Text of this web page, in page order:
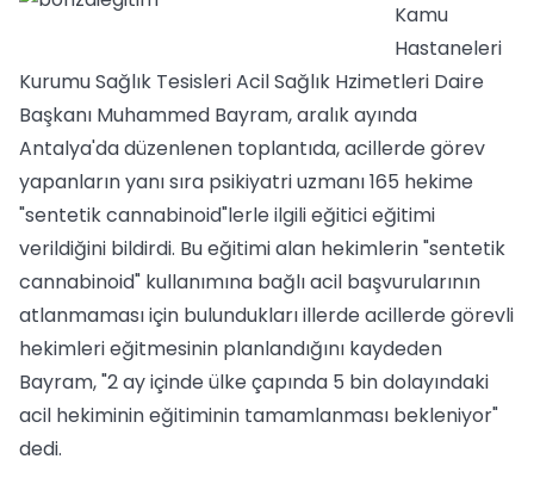
Kamu
Hastaneleri
Kurumu Sağlık Tesisleri Acil Sağlık Hzimetleri Daire
Başkanı Muhammed Bayram, aralık ayında
Antalya'da düzenlenen toplantıda, acillerde görev
yapanların yanı sıra psikiyatri uzmanı 165 hekime
"sentetik cannabinoid"lerle ilgili eğitici eğitimi
verildiğini bildirdi. Bu eğitimi alan hekimlerin "sentetik
cannabinoid" kullanımına bağlı acil başvurularının
atlanmaması için bulundukları illerde acillerde görevli
hekimleri eğitmesinin planlandığını kaydeden
Bayram, "2 ay içinde ülke çapında 5 bin dolayındaki
acil hekiminin eğitiminin tamamlanması bekleniyor"
dedi.